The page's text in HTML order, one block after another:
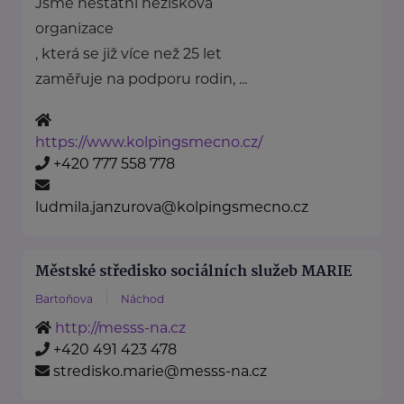
organizace
, která se již více než 25 let
zaměřuje na podporu rodin, ...
https://www.kolpingsmecno.cz/
+420 777 558 778
ludmila.janzurova@kolpingsmecno.cz
Městské středisko sociálních služeb MARIE
Bartoňova Náchod
http://messs-na.cz
+420 491 423 478
stredisko.marie@messs-na.cz